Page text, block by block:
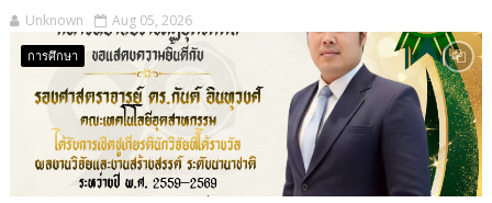
Unknown Aug 05, 2026
การศึกษา